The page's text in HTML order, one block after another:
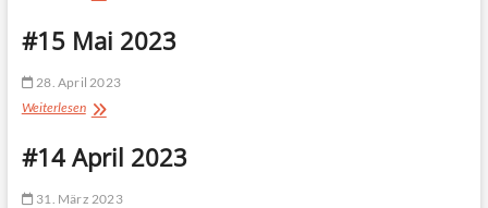
2023
#15 Mai 2023
28. April 2023
Weiterlesen#15
2023
#14 April 2023
31. März 2023